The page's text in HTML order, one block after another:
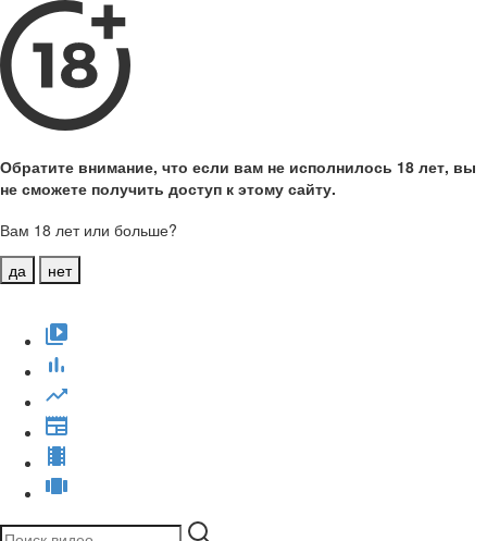
Обратите внимание, что если вам не исполнилось 18 лет, вы
не сможете получить доступ к этому сайту.
Вам 18 лет или больше?
да
нет